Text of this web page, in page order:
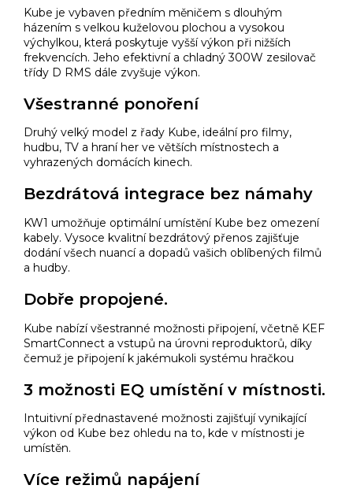
Kube je vybaven předním měničem s dlouhým
házením s velkou kuželovou plochou a vysokou
výchylkou, která poskytuje vyšší výkon při nižších
frekvencích. Jeho efektivní a chladný 300W zesilovač
třídy D RMS dále zvyšuje výkon.
Všestranné ponoření
Druhý velký model z řady Kube, ideální pro filmy,
hudbu, TV a hraní her ve větších místnostech a
vyhrazených domácích kinech.
Bezdrátová integrace bez námahy
KW1 umožňuje optimální umístění Kube bez omezení
kabely. Vysoce kvalitní bezdrátový přenos zajišťuje
dodání všech nuancí a dopadů vašich oblíbených filmů
a hudby.
Dobře propojené.
Kube nabízí všestranné možnosti připojení, včetně KEF
SmartConnect a vstupů na úrovni reproduktorů, díky
čemuž je připojení k jakémukoli systému hračkou
3 možnosti EQ umístění v místnosti.
Intuitivní přednastavené možnosti zajišťují vynikající
výkon od Kube bez ohledu na to, kde v místnosti je
umístěn.
Více režimů napájení